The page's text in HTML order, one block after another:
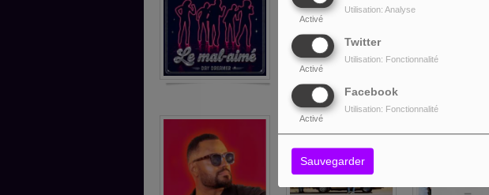
Activé
Utilisation: Analyse
Twitter
Activé
Utilisation: Fonctionnalité
Facebook
Activé
Utilisation: Fonctionnalité
Sauvegarder